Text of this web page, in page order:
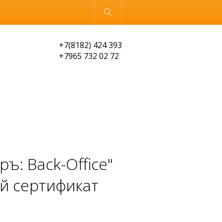
Обычная версия
+7(8182) 424 393
+7965 732 02 72
Back-Office"
сертификат